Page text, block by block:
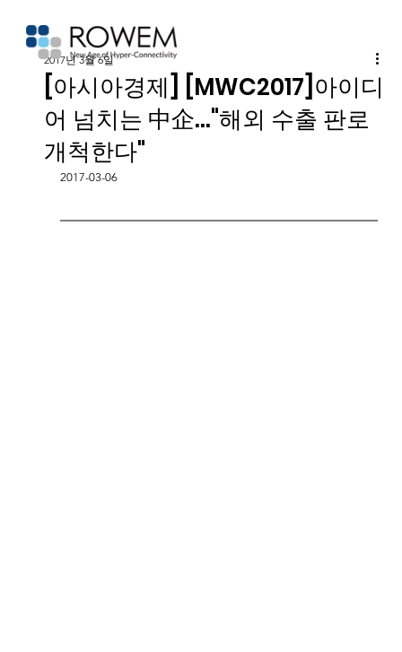
[아시아경제] [MWC2017]아이디
어 넘치는 中企…"해외 수출 판로
개척한다"
2017년 3월 6일
2017-03-06